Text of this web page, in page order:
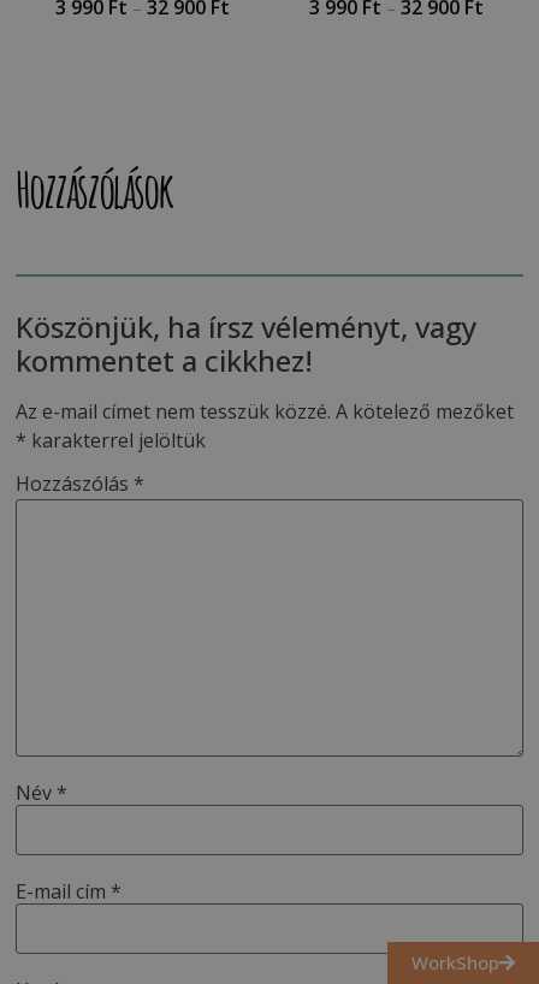
WorkShop
3 990 Ft – 32 900 Ft
3 990 Ft – 32 900 Ft
Hozzászólások
Köszönjük, ha írsz véleményt, vagy
kommentet a cikkhez!
Az e-mail címet nem tesszük közzé. A kötelező mezőket
* karakterrel jelöltük
Hozzászólás *
Név *
E-mail cím *